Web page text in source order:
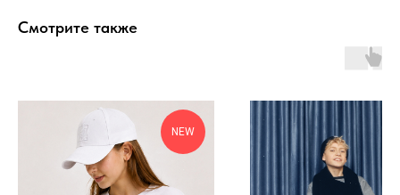
Смотрите также
NEW